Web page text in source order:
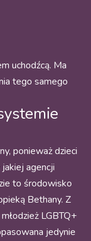
uchodźcą. Ma
tego samego
ponieważ dzieci
agencji
to środowisko
Bethany. Z
LGBTQ+
jedynie